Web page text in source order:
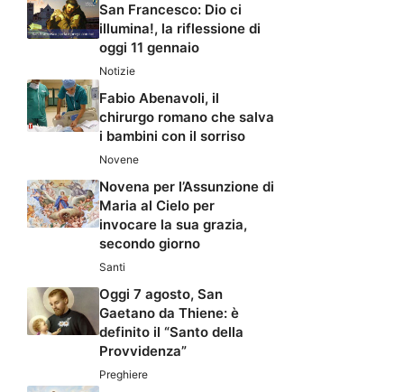
San Francesco: Dio ci
illumina!, la riflessione di
oggi 11 gennaio
Notizie
Fabio Abenavoli, il
chirurgo romano che salva
i bambini con il sorriso
Novene
Novena per l’Assunzione di
Maria al Cielo per
invocare la sua grazia,
secondo giorno
Santi
Oggi 7 agosto, San
Gaetano da Thiene: è
definito il “Santo della
Provvidenza”
Preghiere